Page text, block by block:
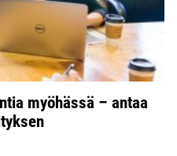
myöhässä – antaa